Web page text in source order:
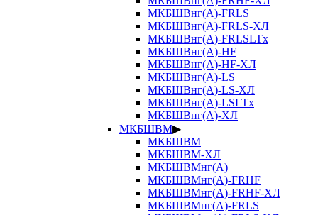
МКБШВнг(А)-FRLS
МКБШВнг(А)-FRLS-ХЛ
МКБШВнг(А)-FRLSLTx
МКБШВнг(А)-HF
МКБШВнг(А)-HF-ХЛ
МКБШВнг(А)-LS
МКБШВнг(А)-LS-ХЛ
МКБШВнг(А)-LSLTx
МКБШВнг(А)-ХЛ
МКБШВМ▶
МКБШВМ
МКБШВМ-ХЛ
МКБШВМнг(А)
МКБШВМнг(А)-FRHF
МКБШВМнг(А)-FRHF-ХЛ
МКБШВМнг(А)-FRLS